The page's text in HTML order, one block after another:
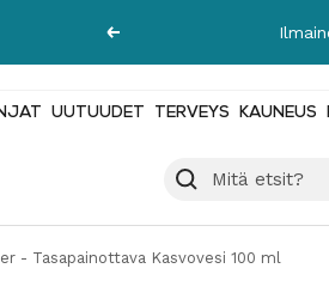
Edellinen
UUTUUDET TERVEYS KAUNEUS
- Tasapainottava Kasvovesi 100 ml